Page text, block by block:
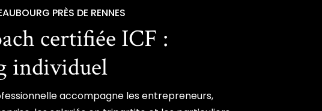
PRÈS DE RENNES
certifiée ICF :
individuel
accompagne les entrepreneurs,